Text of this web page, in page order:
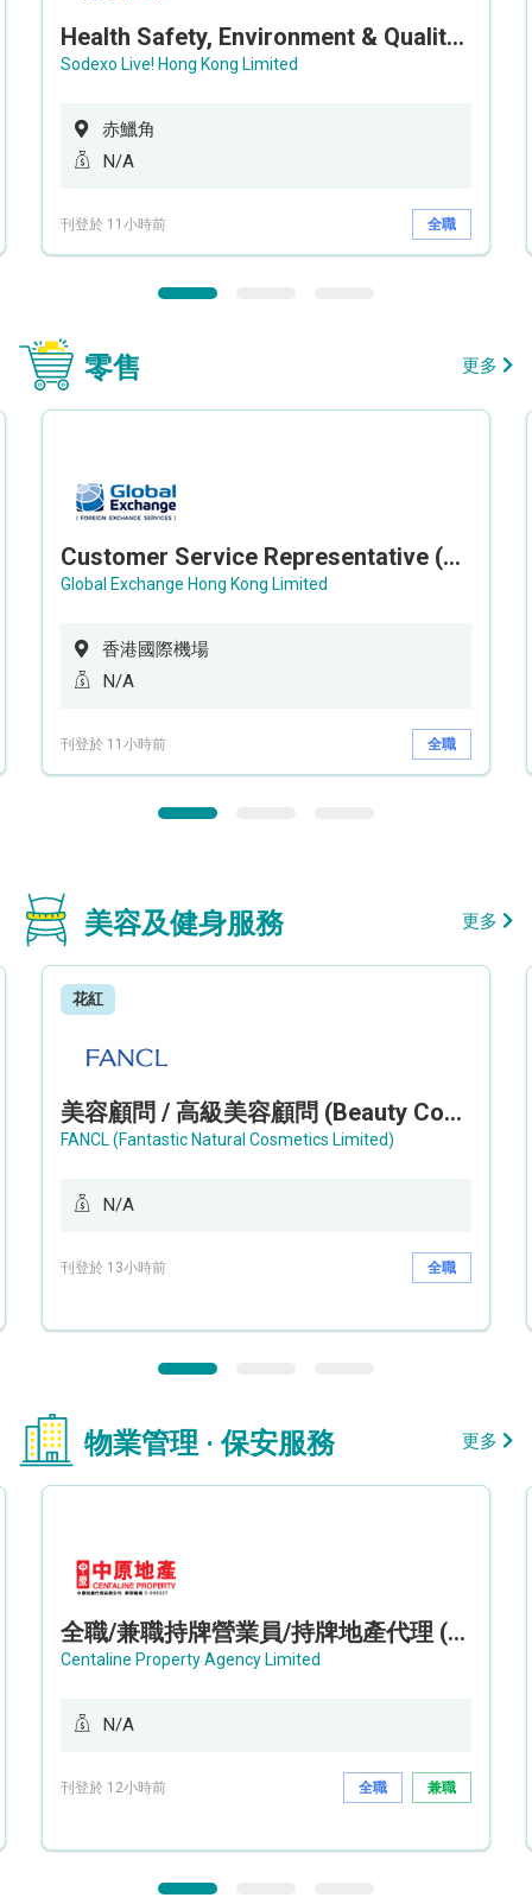
Health Safety, Environment & Quality Assurance Officer (Maternity cover – 5 months contract)
Sodexo Live! Hong Kong Limited
赤鱲角
N/A
刊登於 11小時前 全職
零售 更多
Customer Service Representative (Airport)
Global Exchange Hong Kong Limited
香港國際機場
N/A
刊登於 11小時前 全職
美容及健身服務 更多
花紅
美容顧問 / 高級美容顧問 (Beauty Consultant / Senior Beauty Consultant)
FANCL (Fantastic Natural Cosmetics Limited)
N/A
刊登於 13小時前 全職
物業管理 · 保安服務 更多
全職/兼職持牌營業員/持牌地產代理 (長沙灣/將軍澳/油塘)
Centaline Property Agency Limited
N/A
刊登於 12小時前 全職 兼職